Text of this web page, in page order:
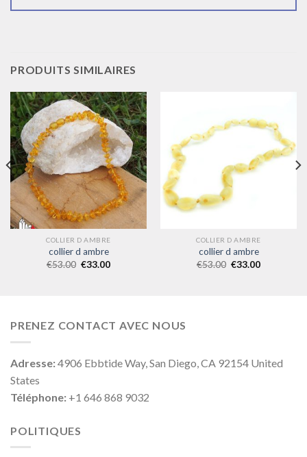
PRODUITS SIMILAIRES
COLLIER D AMBRE
collier d ambre
€53.00 €33.00
COLLIER D AMBRE
collier d ambre
€53.00 €33.00
PRENEZ CONTACT AVEC NOUS
Adresse:4906 Ebbtide Way, San Diego, CA 92154 United
States
Téléphone: +1 646 868 9032
POLITIQUES